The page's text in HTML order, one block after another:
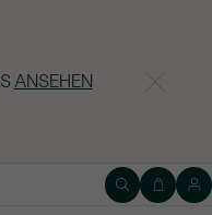
ANSEHEN